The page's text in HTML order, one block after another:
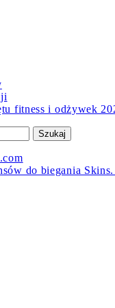
fitness i odżywek
do biegania